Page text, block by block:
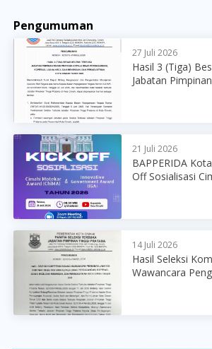
Pengumuman
27 Juli 2026
Hasil 3 (Tiga)
Jabatan
21 Juli 2026
BAPPERIDA
Off Sosialisasi
14 Juli 2026
Hasil Seleksi
Wawancara